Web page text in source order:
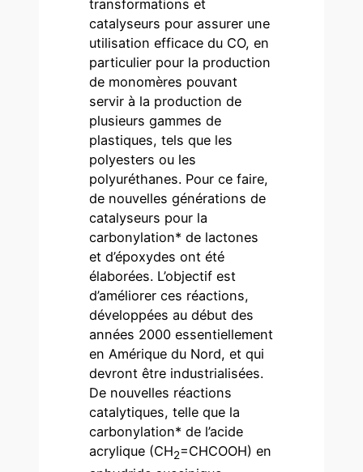
transformations et
catalyseurs pour assurer une
utilisation efficace du CO, en
particulier pour la production
de monomères pouvant
servir à la production de
plusieurs gammes de
plastiques, tels que les
polyesters ou les
polyuréthanes. Pour ce faire,
de nouvelles générations de
catalyseurs pour la
carbonylation* de lactones
et d’époxydes ont été
élaborées. L’objectif est
d’améliorer ces réactions,
développées au début des
années 2000 essentiellement
en Amérique du Nord, et qui
devront être industrialisées.
De nouvelles réactions
catalytiques, telle que la
carbonylation* de l’acide
acrylique (CH2=CHCOOH) en